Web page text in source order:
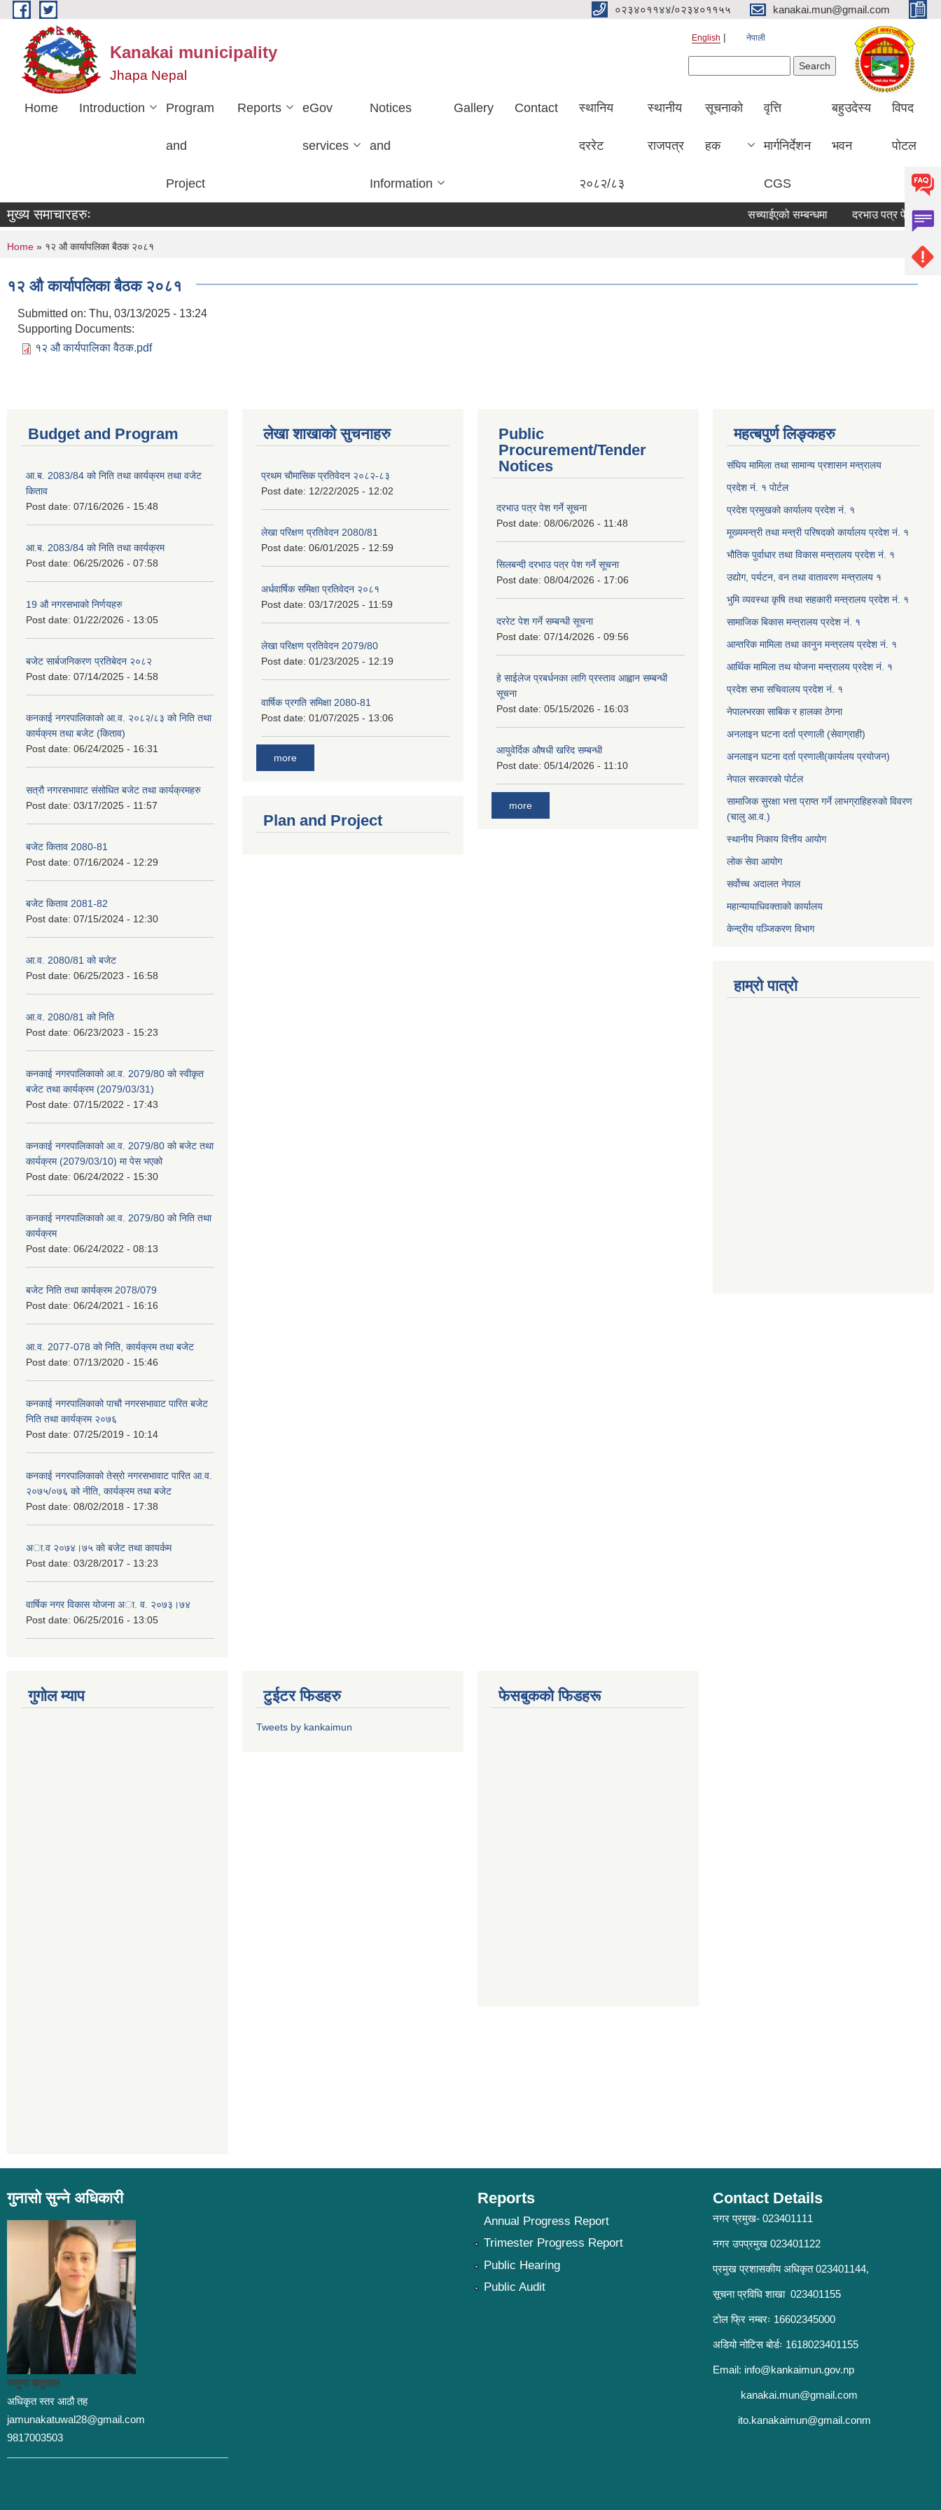
Skip to main content ०२३४०११४४/०२३४०११५५ kanakai.mun@gmail.com
Kanakai municipality
Jhapa Nepal
English नेपाली
Home Introduction Program
and
Project
Reports eGov
services
Notices
and
Information
Gallery Contact स्थानिय
दररेट
२०८२/८३
स्थानीय
राजपत्र
सूचनाको
हक
वृत्ति
मार्गनिर्देशन
CGS
बहुउदेस्य
भवन
विपद
पोटल
मुख्य समाचारहरुः सच्याईएको सम्बन्धमा दरभाउ पत्र पेश गर्ने सूचना
You are here
Home » १२ औ कार्यापलिका बैठक २०८१
१२ औ कार्यापलिका बैठक २०८१
Submitted on: Thu, 03/13/2025 - 13:24
Supporting Documents:
१२ औ कार्यपालिका वैठक.pdf
Budget and Program
आ.ब. 2083/84 को निति तथा कार्यक्रम तथा वजेट
किताव
Post date: 07/16/2026 - 15:48
आ.ब. 2083/84 को निति तथा कार्यक्रम
Post date: 06/25/2026 - 07:58
19 औ नगरसभाको निर्णयहरु
Post date: 01/22/2026 - 13:05
बजेट सार्बजनिकरण प्रतिबेदन २०८२
Post date: 07/14/2025 - 14:58
कनकाई नगरपालिकाको आ.व. २०८२/८३ को निति तथा
कार्यक्रम तथा बजेट (किताव)
Post date: 06/24/2025 - 16:31
सत्रौ नगरसभावाट संसोधित बजेट तथा कार्यक्रमहरु
Post date: 03/17/2025 - 11:57
बजेट किताव 2080-81
Post date: 07/16/2024 - 12:29
बजेट किताव 2081-82
Post date: 07/15/2024 - 12:30
आ.व. 2080/81 को बजेट
Post date: 06/25/2023 - 16:58
आ.व. 2080/81 को निति
Post date: 06/23/2023 - 15:23
कनकाई नगरपालिकाको आ.व. 2079/80 को स्वीकृत
बजेट तथा कार्यक्रम (2079/03/31)
Post date: 07/15/2022 - 17:43
कनकाई नगरपालिकाको आ.व. 2079/80 को बजेट तथा
कार्यक्रम (2079/03/10) मा पेस भएको
Post date: 06/24/2022 - 15:30
कनकाई नगरपालिकाको आ.व. 2079/80 को निति तथा
कार्यक्रम
Post date: 06/24/2022 - 08:13
बजेट निति तथा कार्यक्रम 2078/079
Post date: 06/24/2021 - 16:16
आ.व. 2077-078 को निति, कार्यक्रम तथा बजेट
Post date: 07/13/2020 - 15:46
कनकाई नगरपालिकाको पाचौ नगरसभावाट पारित बजेट
निति तथा कार्यक्रम २०७६
Post date: 07/25/2019 - 10:14
कनकाई नगरपालिकाको तेस्रो नगरसभावाट पारित आ.व.
२०७५/०७६ को नीति, कार्यक्रम तथा बजेट
Post date: 08/02/2018 - 17:38
अा.व २०७४।७५ काे बजेट तथा कायर्कम
Post date: 03/28/2017 - 13:23
वार्षिक नगर विकास योजना अा. व. २०७३।७४
Post date: 06/25/2016 - 13:05
लेखा शाखाको सुचनाहरु
प्रथम चौमासिक प्रतिवेदन २०८२-८३
Post date: 12/22/2025 - 12:02
लेखा परिक्षण प्रतिवेदन 2080/81
Post date: 06/01/2025 - 12:59
अर्धवार्षिक समिक्षा प्रतिवेदन २०८१
Post date: 03/17/2025 - 11:59
लेखा परिक्षण प्रतिवेदन 2079/80
Post date: 01/23/2025 - 12:19
वार्षिक प्रगति समिक्षा 2080-81
Post date: 01/07/2025 - 13:06
more
Plan and Project
Public
Procurement/Tender
Notices
दरभाउ पत्र पेश गर्ने सूचना
Post date: 08/06/2026 - 11:48
सिलबन्दी दरभाउ पत्र पेश गर्ने सूचना
Post date: 08/04/2026 - 17:06
दररेट पेश गर्ने सम्बन्धी सूचना
Post date: 07/14/2026 - 09:56
हे साईलेज प्रबर्धनका लागि प्रस्ताव आह्वान सम्बन्धी
सूचना
Post date: 05/15/2026 - 16:03
आयुवेर्दिक औषधी खरिद सम्बन्धी
Post date: 05/14/2026 - 11:10
more
महत्बपुर्ण लिङ्कहरु
संघिय मामिला तथा सामान्य प्रशासन मन्त्रालय
प्रदेश नं. १ पोर्टल
प्रदेश प्रमुखको कार्यालय प्रदेश नं. १
मूख्यमन्त्री तथा मन्त्री परिषदको कार्यालय प्रदेश नं. १
भौतिक पुर्वाधार तथा विकास मन्त्रालय प्रदेश नं. १
उद्योग, पर्यटन, वन तथा वातावरण मन्त्रालय १
भुमि व्यवस्था कृषि तथा सहकारी मन्त्रालय प्रदेश नं. १
सामाजिक बिकास मन्त्रालय प्रदेश नं. १
आन्तरिक मामिला तथा कानुन मन्त्रलय प्रदेश नं. १
आर्थिक मामिला तथ योजना मन्त्रालय प्रदेश नं. १
प्रदेश सभा सचिवालय प्रदेश नं. १
नेपालभरका साबिक र हालका ठेगना
अनलाइन घटना दर्ता प्रणाली (सेवाग्राही)
अनलाइन घटना दर्ता प्रणाली(कार्यलय प्रयोजन)
नेपाल सरकारको पोर्टल
सामाजिक सुरक्षा भत्ता प्राप्त गर्ने लाभग्राहिहरुको विवरण
(चालु आ.व.)
स्थानीय निकाय वित्तीय आयोग
लोक सेवा आयोग
सर्वोच्च अदालत नेपाल
महान्यायाधिवक्ताको कार्यालय
केन्द्रीय पञ्जिकरण विभाग
हाम्रो पात्रो
गुगोल म्याप टुईटर फिडहरु
Tweets by kankaimun
फेसबुकको फिडहरू
गुनासो सुन्ने अधिकारी
जमुना कटुवाल
अधिकृत स्तर आठौ तह
jamunakatuwal28@gmail.com
9817003503
Reports
Annual Progress Report
Trimester Progress Report
Public Hearing
Public Audit
Contact Details
नगर प्रमुख- 023401111
नगर उपप्रमुख 023401122
प्रमुख प्रशासकीय अधिकृत 023401144,
सूचना प्रविधि शाखा 023401155
टोल फ्रि नम्बरः 16602345000
अडियो नोटिस बोर्डः 1618023401155
Email: info@kankaimun.gov.np
kanakai.mun@gmail.com
ito.kanakaimun@gmail.conm